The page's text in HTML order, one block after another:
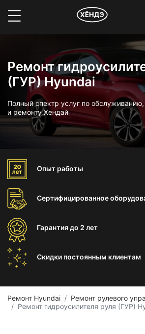
Ремонт
(ГУР) Hyundai
Полный спектр услуг по обслуживанию,
и ремонту Хендай
Опыт работы
Сертифицированное
Гарантиядо 2 лет
Скидки постоянным клиентам
Ремонт Hyundai
Ремонт рулевого
Ремонт гидроусилителя руля (ГУР)